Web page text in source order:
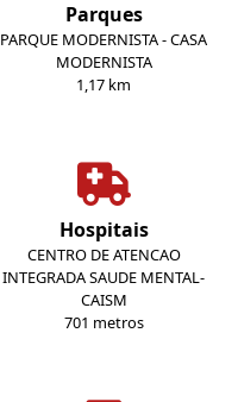
Parques
PARQUE MODERNISTA - CASA
MODERNISTA
1,17 km
Hospitais
CENTRO DE ATENCAO
INTEGRADA SAUDE MENTAL-
CAISM
701 metros